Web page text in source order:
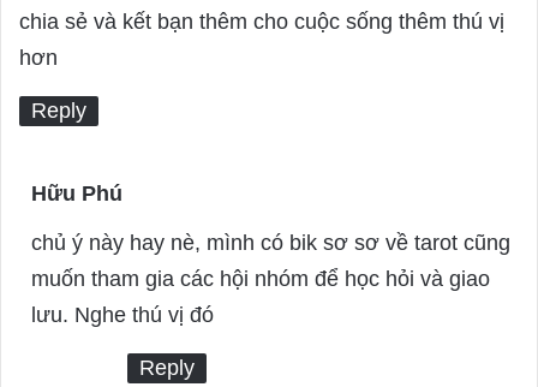
s
chia sẻ và kết bạn thêm cho cuộc sống thêm thú vị
hơn
Reply
Hữu Phú
a
y
s
:
chủ ý này hay nè, mình có bik sơ sơ về tarot cũng
muốn tham gia các hội nhóm để học hỏi và giao
lưu. Nghe thú vị đó
Reply